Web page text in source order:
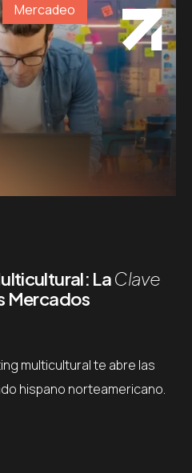
Mercadeo
LaClave
Mercados
multicultural te abre las
hispano norteamericano.